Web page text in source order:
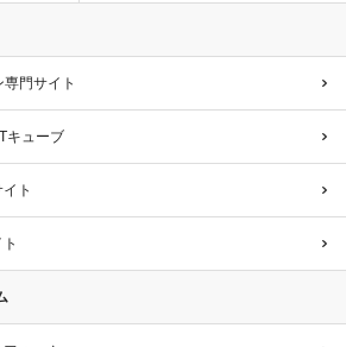
門サイト
キューブ
ト